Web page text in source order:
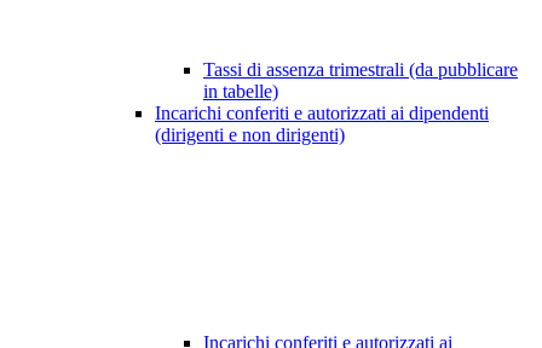
Tassi di assenza trimestrali (da pubblicare
in tabelle)
Incarichi conferiti e autorizzati ai dipendenti
(dirigenti e non dirigenti)
Incarichi conferiti e autorizzati ai